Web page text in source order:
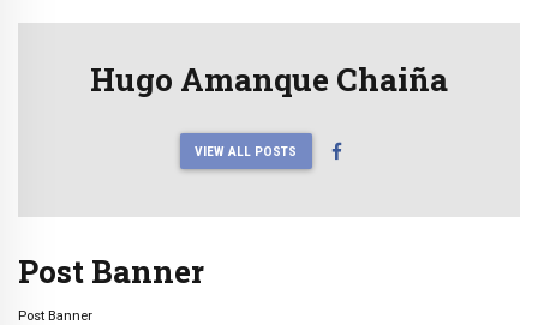
Hugo Amanque Chaiña
VIEW ALL POSTS
Post Banner
Post Banner